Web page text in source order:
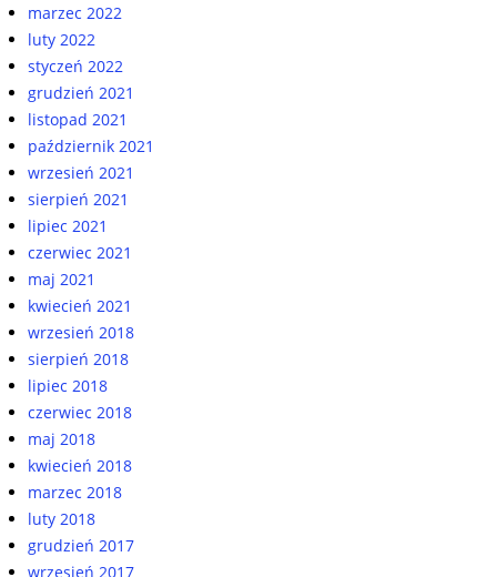
marzec 2022
luty 2022
styczeń 2022
grudzień 2021
listopad 2021
październik 2021
wrzesień 2021
sierpień 2021
lipiec 2021
czerwiec 2021
maj 2021
kwiecień 2021
wrzesień 2018
sierpień 2018
lipiec 2018
czerwiec 2018
maj 2018
kwiecień 2018
marzec 2018
luty 2018
grudzień 2017
wrzesień 2017